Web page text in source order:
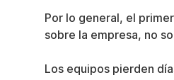
Por lo general, el
sobre la empresa, no
Los equipos pierden